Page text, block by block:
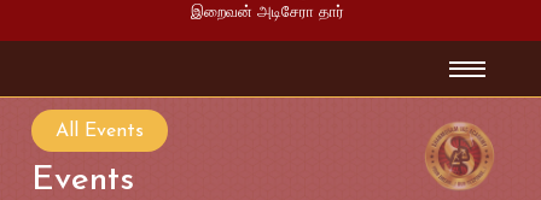
இறைவன் அடிசேரா தார்
All Events
Events